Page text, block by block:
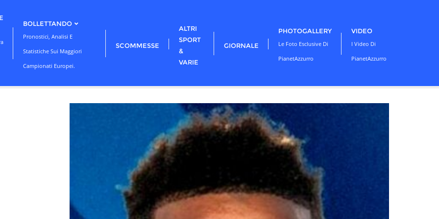
BOLLETTANDO
Pronostici, Analisi E
Statistiche Sui Maggiori
Campionati Europei.
SCOMMESSE
ALTRI
SPORT
&
VARIE
GIORNALE
PHOTOGALLERY
Le Foto Esclusive Di
PianetAzzurro
VIDEO
I Video Di
PianetAzzurro